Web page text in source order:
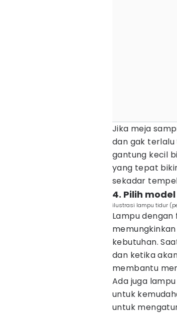
Jika meja
dan gak terlalu
gantung kecil
yang tepat
sekadar
4. Pilih
ilustrasi lampu tidur
Lampu dengan
kebutuhan.
dan ketika
membantu
Ada juga
untuk
untuk